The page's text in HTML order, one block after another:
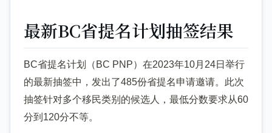
最新BC省提名计划抽签结果
BC省提名计划（BC PNP）在2023年10月24日举行
的最新抽签中，发出了485份省提名申请邀请。此次
抽签针对多个移民类别的候选人，最低分数要求从60
分到120分不等。